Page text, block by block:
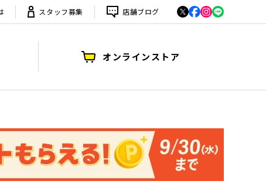
スタッフ募集 店舗ブログ
オンラインストア